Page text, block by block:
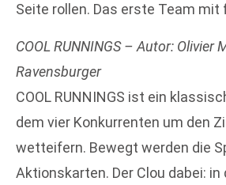
Seite rollen. Das erste Team mit
COOL RUNNINGS – Autor: Olivier
Ravensburger
COOL RUNNINGS ist ein
dem vier Konkurrenten um den
wetteifern. Bewegt werden die
Aktionskarten. Der Clou dabei: